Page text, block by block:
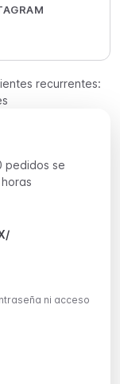
recurrentes:
pedidos se
ni acceso